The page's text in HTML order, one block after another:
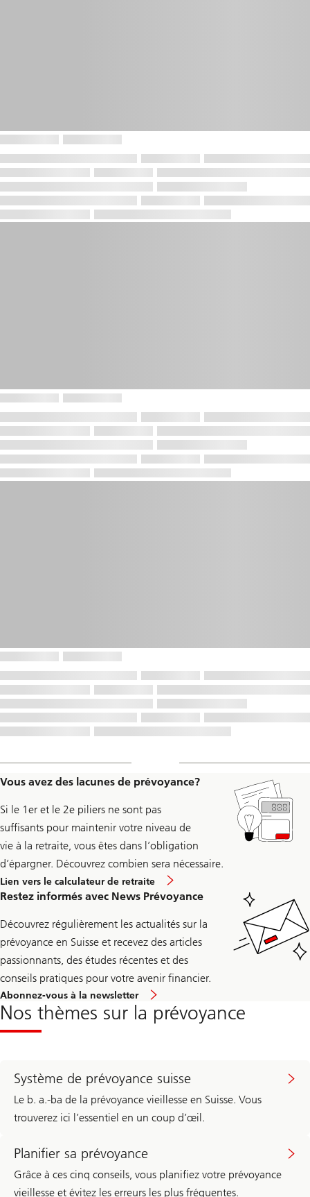
Vous avez des lacunes de prévoyance?
Si le 1er et le 2e piliers ne sont pas
suffisants pour maintenir votre niveau de
vie à la retraite, vous êtes dans l’obligation
d’épargner. Découvrez combien sera nécessaire.
Lien vers le calculateur de retraite
Restez informés avec News Prévoyance
Découvrez régulièrement les actualités sur la
prévoyance en Suisse et recevez des articles
passionnants, des études récentes et des
conseils pratiques pour votre avenir financier.
Abonnez-vous à la newsletter
Nos thèmes sur la prévoyance
Système de prévoyance suisse
Le b. a.-ba de la prévoyance vieillesse en Suisse. Vous
trouverez ici l’essentiel en un coup d’œil.
Planifier sa prévoyance
Grâce à ces cinq conseils, vous planifiez votre prévoyance
vieillesse et évitez les erreurs les plus fréquentes.